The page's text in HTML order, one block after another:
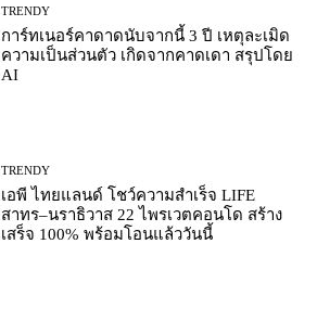
TRENDY
การ์ทเนอร์คาดาดนับจากนี้ 3 ปี เหตุละเมิด
ความเป็นส่วนตัว เกิดจากคาดเดา สรุปโดย
AI
TRENDY
เอพี ไทยแลนด์ โชว์ความสำเร็จ LIFE
สาทร–นราธิวาส 22 ไพรเวตคอนโด สร้าง
เสร็จ 100% พร้อมโอนแล้ววันนี้